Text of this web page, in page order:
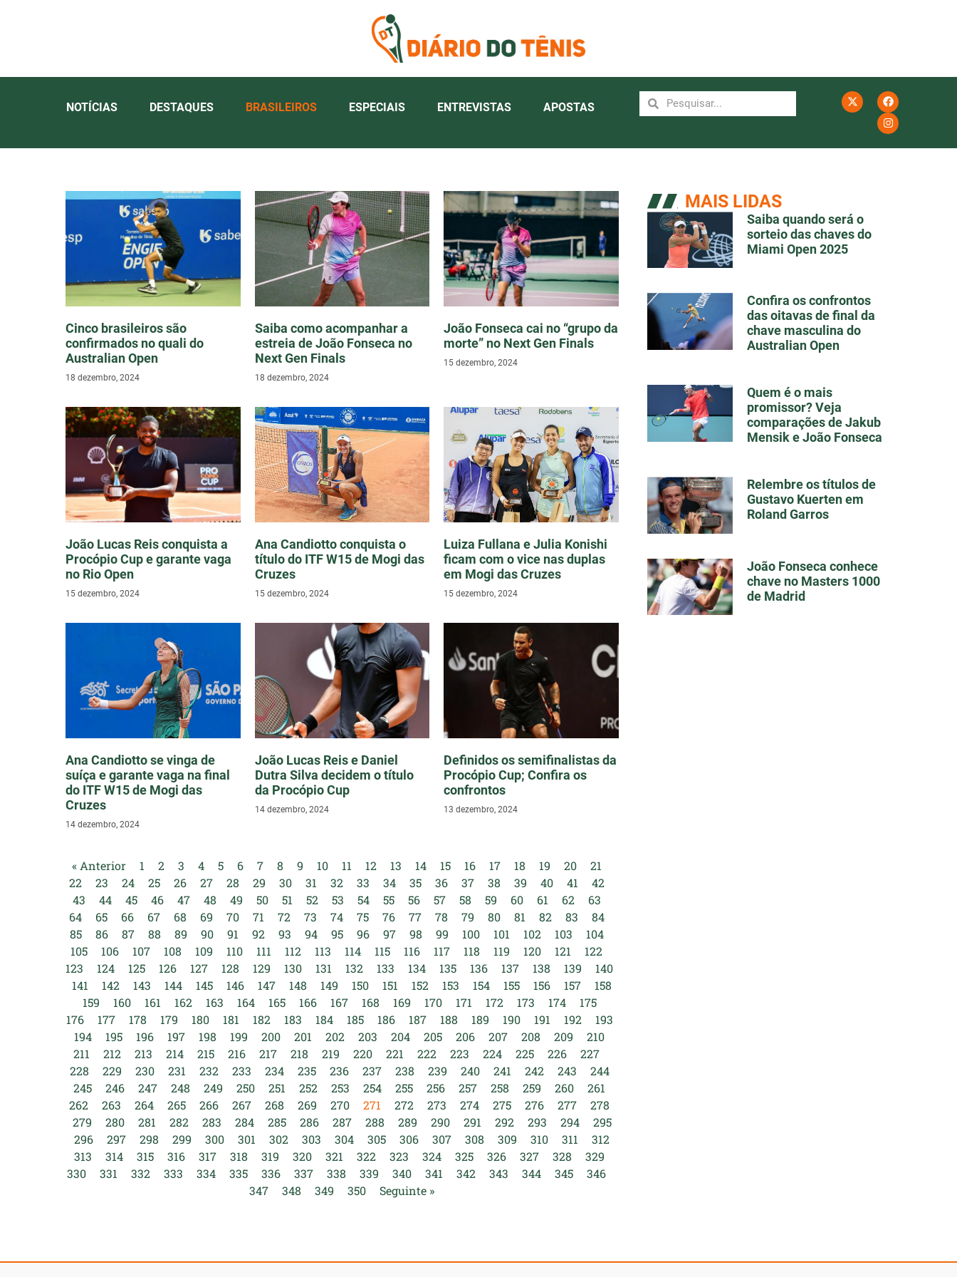
NOTÍCIAS DESTAQUES BRASILEIROS ESPECIAIS ENTREVISTAS APOSTAS
Cinco brasileiros são
confirmados no quali do
Australian Open
18 dezembro, 2024
Saiba como acompanhar a
estreia de João Fonseca no
Next Gen Finals
18 dezembro, 2024
João Fonseca cai no “grupo da
morte” no Next Gen Finals
15 dezembro, 2024
João Lucas Reis conquista a
Procópio Cup e garante vaga
no Rio Open
15 dezembro, 2024
Ana Candiotto conquista o
título do ITF W15 de Mogi das
Cruzes
15 dezembro, 2024
Luiza Fullana e Julia Konishi
ficam com o vice nas duplas
em Mogi das Cruzes
15 dezembro, 2024
Ana Candiotto se vinga de
suíça e garante vaga na final
do ITF W15 de Mogi das
Cruzes
14 dezembro, 2024
João Lucas Reis e Daniel
Dutra Silva decidem o título
da Procópio Cup
14 dezembro, 2024
Definidos os semifinalistas da
Procópio Cup; Confira os
confrontos
13 dezembro, 2024
« Anterior 1 2 3 4 5 6 7 8 9 10 11 12 13 14 15 16 17 18 19 20
21
22
23 24 25 26 27 28 29 30 31 32 33 34 35 36 37 38 39 40 41
42
43
44 45 46 47 48 49 50 51 52 53 54 55 56 57 58 59 60 61 62
63
64
65 66 67 68 69 70 71 72 73 74 75 76 77 78 79 80 81 82 83
84
85
86 87 88 89 90 91 92 93 94 95 96 97 98 99 100 101 102 103
104
105
106 107 108 109 110 111 112 113 114 115 116 117 118 119 120 121
122
123
124 125 126 127 128 129 130 131 132 133 134 135 136 137 138 139
140
141
142 143 144 145 146 147 148 149 150 151 152 153 154 155 156 157
158
159
160 161 162 163 164 165 166 167 168 169 170 171 172 173 174
175
176
177 178 179 180 181 182 183 184 185 186 187 188 189 190 191 192
193
194
195 196 197 198 199 200 201 202 203 204 205 206 207 208 209
210
211
212 213 214 215 216 217 218 219 220 221 222 223 224 225 226
227
228
229 230 231 232 233 234 235 236 237 238 239 240 241 242 243
244
245
246 247 248 249 250 251 252 253 254 255 256 257 258 259 260
261
262
263 264 265 266 267 268 269 270 271 272 273 274 275 276 277
278
279
280 281 282 283 284 285 286 287 288 289 290 291 292 293 294
295
296
297 298 299 300 301 302 303 304 305 306 307 308 309 310 311
312
313
314 315 316 317 318 319 320 321 322 323 324 325 326 327 328
329
330
331 332 333 334 335 336 337 338 339 340 341 342 343 344 345
346
347
348 349 350 Seguinte »
MAIS LIDAS
Saiba quando será o
sorteio das chaves do
Miami Open 2025
Confira os confrontos
das oitavas de final da
chave masculina do
Australian Open
Quem é o mais
promissor? Veja
comparações de Jakub
Mensik e João Fonseca
Relembre os títulos de
Gustavo Kuerten em
Roland Garros
João Fonseca conhece
chave no Masters 1000
de Madrid